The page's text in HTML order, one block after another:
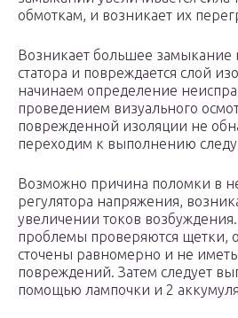
обмоткам, и возникает их
Возникает большее замыкание
статора и повреждается слой
начинаем определение
проведением визуального
поврежденной изоляции не
переходим к выполнению
Возможно причина поломки в
регулятора напряжения,
увеличении токов
проблемы проверяются щетки,
сточены равномерно и не
повреждений. Затем следует
помощью лампочки и 2